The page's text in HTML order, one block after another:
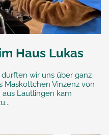
Haus Lukas
wir uns über ganz
Maskottchen Vinzenz von
Lautlingen kam